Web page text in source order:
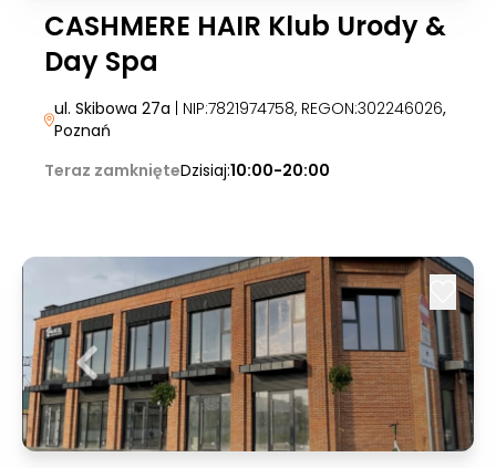
CASHMERE HAIR Klub Urody &
Day Spa
ul. Skibowa 27a | NIP:7821974758, REGON:302246026,
Poznań
Teraz zamknięteDzisiaj:10:00-20:00